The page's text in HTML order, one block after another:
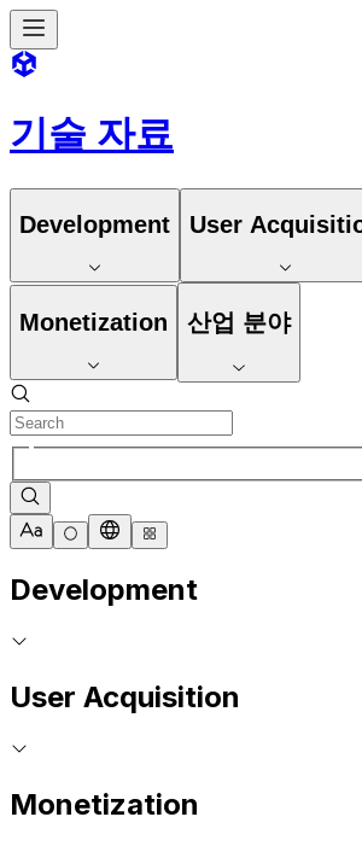
기술 자료
Development User
Monetization 산업 분야
Development
User Acquisition
Monetization